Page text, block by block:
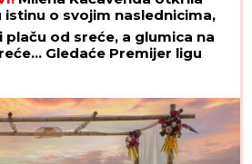
istinu o svojim naslednicima,
je na primorju
plaču od sreće, a glumica na
Gledaće Premijer ligu